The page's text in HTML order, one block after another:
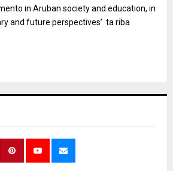
in Aruban society and education, in
and future perspectives’ ta riba